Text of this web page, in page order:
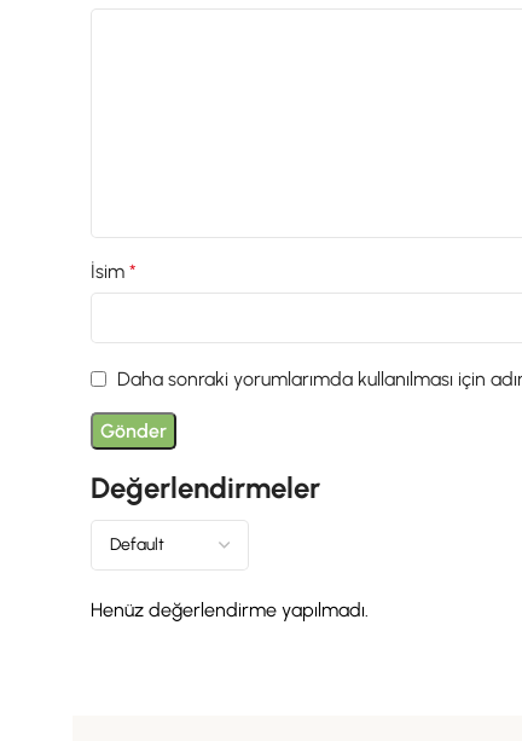
Değerlendirmeler
Henüz değerlendirme yapılmadı.
İsim*
Daha sonraki yorumlarımda kullanılması için